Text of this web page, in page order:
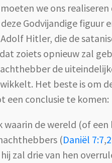
we ons
Godvijandige figuur
Hitler, die de
zoiets opnieuw zal
de
Het beste is om
een conclusie te komen:
de wereld (of
(Daniël 7:7,
zal drie van hen